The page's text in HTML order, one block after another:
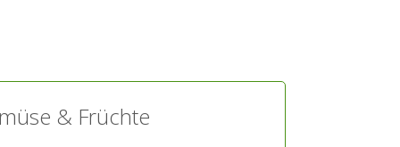
& Früchte